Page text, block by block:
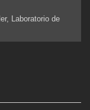
Laboratorio de